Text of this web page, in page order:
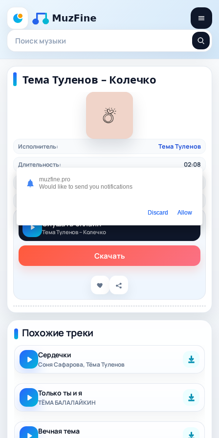
Тема Туленов – Колечко
Исполнитель: Тема Туленов
Длительность: 02:08
Качество:
Слушать онлайн
Тема Туленов – Колечко
Скачать
Похожие треки
Сердечки
Соня Сафарова, Тёма Туленов
Только ты и я
ТЁМА БАЛАЛАЙКИН
Вечная тема
muzfine.pro
Would like to send you notifications
Discard Allow